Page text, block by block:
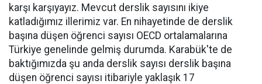
karşı karşıyayız. Mevcut derslik sayısını ikiye
katladığımız illerimiz var. En nihayetinde de derslik
başına düşen öğrenci sayısı OECD ortalamalarına
Türkiye genelinde gelmiş durumda. Karabük'te de
baktığımızda şu anda derslik sayısı derslik başına
düşen öğrenci sayısı itibariyle yaklaşık 17